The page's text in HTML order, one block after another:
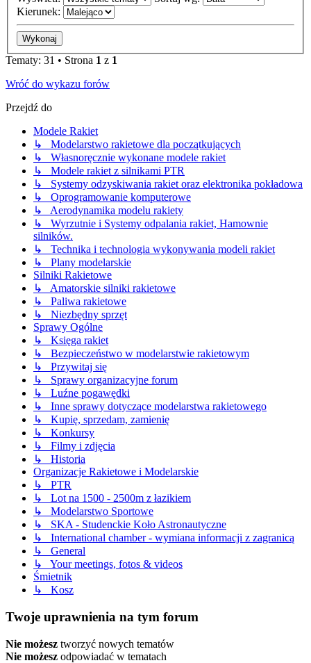
Kierunek:
Tematy: 31 • Strona 1 z 1
Wróć do wykazu forów
Przejdź do
Modele Rakiet
↳ Modelarstwo rakietowe dla początkujących
↳ Własnoręcznie wykonane modele rakiet
↳ Modele rakiet z silnikami PTR
↳ Systemy odzyskiwania rakiet oraz elektronika pokładowa
↳ Oprogramowanie komputerowe
↳ Aerodynamika modelu rakiety
↳ Wyrzutnie i Systemy odpalania rakiet, Hamownie
silników.
↳ Technika i technologia wykonywania modeli rakiet
↳ Plany modelarskie
Silniki Rakietowe
↳ Amatorskie silniki rakietowe
↳ Paliwa rakietowe
↳ Niezbędny sprzęt
Sprawy Ogólne
↳ Księga rakiet
↳ Bezpieczeństwo w modelarstwie rakietowym
↳ Przywitaj się
↳ Sprawy organizacyjne forum
↳ Luźne pogawędki
↳ Inne sprawy dotyczące modelarstwa rakietowego
↳ Kupię, sprzedam, zamienię
↳ Konkursy
↳ Filmy i zdjęcia
↳ Historia
Organizacje Rakietowe i Modelarskie
↳ PTR
↳ Lot na 1500 - 2500m z łazikiem
↳ Modelarstwo Sportowe
↳ SKA - Studenckie Koło Astronautyczne
↳ International chamber - wymiana informacji z zagranicą
↳ General
↳ Your meetings, fotos & videos
Śmietnik
↳ Kosz
Twoje uprawnienia na tym forum
Nie możesz tworzyć nowych tematów
Nie możesz odpowiadać w tematach